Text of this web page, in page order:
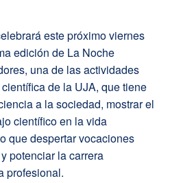
este próximo viernes
edición de La Noche
una de las actividades
de la UJA, que tiene
a la sociedad, mostrar el
científico en la vida
que despertar vocaciones
potenciar la carrera
profesional.